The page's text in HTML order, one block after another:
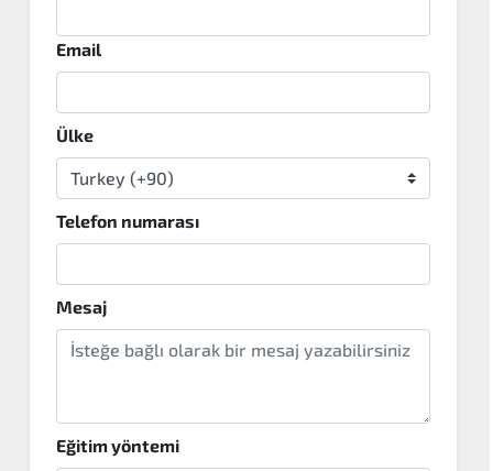
Email
Ülke
Telefon numarası
Mesaj
Eğitim yöntemi